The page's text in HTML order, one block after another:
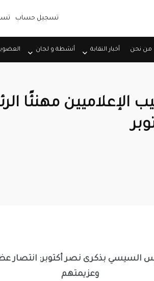
تسجيل حساب
من نحن أخبار النقابة أنشطة و لجان
الإعلاميين مهنئًا
السيسي بذكرى نصر أكتوبر: انتصار
وعزيمتهم